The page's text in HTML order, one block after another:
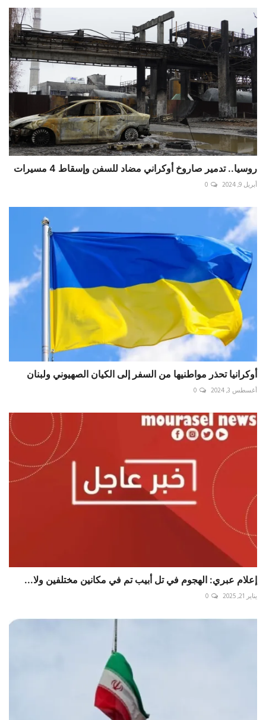
روسيا.. تدمير صاروخ أوكراني مضاد للسفن وإسقاط 4 مسيرات
أبريل 9, 2024 0
أوكرانيا تحذر مواطنيها من السفر إلى الكيان الصهيوني ولبنان
أغسطس 3, 2024 0
‏إعلام عبري: الهجوم في تل أبيب تم في مكانين مختلفين ولا...
يناير 21, 2025 0